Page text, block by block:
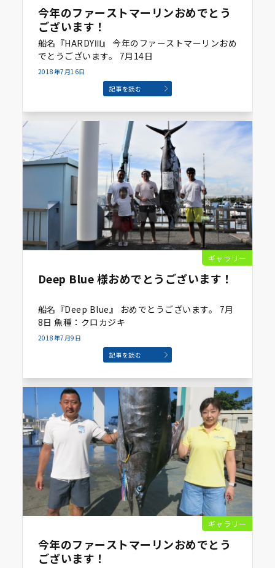
今年のファーストマーリンおめでとう
ございます！
船名『HARDYⅢ』 今年のファーストマーリンおめ
でとうございます。 7月14日
2018年7月16日
記事を読む
ギャラリー
Deep Blue 様おめでとうございます！
船名『Deep Blue』 おめでとうございます。 7月
8日 魚種：クロカジキ
2018年7月9日
記事を読む
ギャラリー
今年のファーストマーリンおめでとう
ございます！